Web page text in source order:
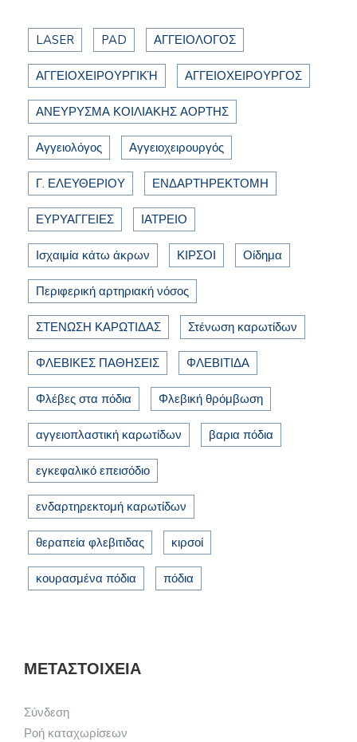
LASER PAD ΑΓΓΕΙΟΛΟΓΟΣ
ΑΓΓΕΙΟΧΕΙΡΟΥΡΓΙΚΉ ΑΓΓΕΙΟΧΕΙΡΟΥΡΓΟΣ
ΑΝΕΥΡΥΣΜΑ ΚΟΙΛΙΑΚΗΣ ΑΟΡΤΗΣ
Αγγειολόγος Αγγειοχειρουργός
Γ. ΕΛΕΥΘΕΡΙΟΥ ΕΝΔΑΡΤΗΡΕΚΤΟΜΗ
ΕΥΡΥΑΓΓΕΙΕΣ ΙΑΤΡΕΙΟ
Ισχαιμία κάτω άκρων ΚΙΡΣΟΙ Οίδημα
Περιφερική αρτηριακή νόσος
ΣΤΕΝΩΣΗ ΚΑΡΩΤΙΔΑΣ Στένωση καρωτίδων
ΦΛΕΒΙΚΕΣ ΠΑΘΗΣΕΙΣ ΦΛΕΒΙΤΙΔΑ
Φλέβες στα πόδια Φλεβική θρόμβωση
αγγειοπλαστική καρωτίδων βαρια πόδια
εγκεφαλικό επεισόδιο
ενδαρτηρεκτομή καρωτίδων
θεραπεία φλεβιτιδας κιρσοί
κουρασμένα πόδια πόδια
ΜΕΤΑΣΤΟΙΧΕΊΑ
Σύνδεση
Ροή καταχωρίσεων